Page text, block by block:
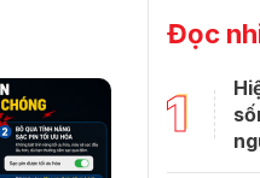
Đọc
1